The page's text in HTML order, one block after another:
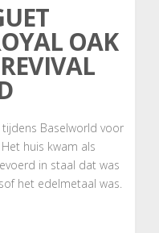
OAK
Baselworld voor
huis kwam als
in staal dat was
het edelmetaal was.